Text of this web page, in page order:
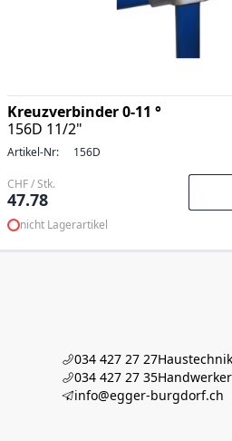
Kreuzverbinder 0-11 °
156D 11/2"
Artikel-Nr: 156D
CHF / Stk.
47.78
nicht Lagerartikel
034 427 27 27
034 427 27 35
info@egger-burgdorf.ch